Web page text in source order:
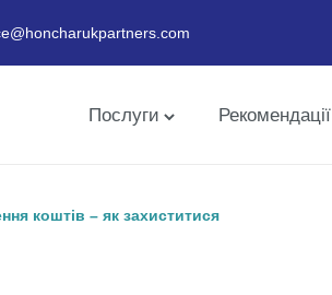
Послуги Рекомендації
коштів – як захиститися